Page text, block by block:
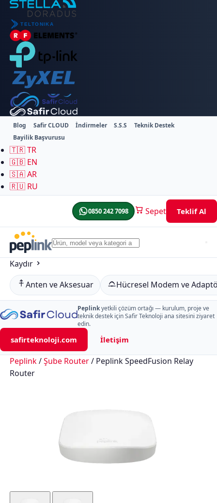
Blog Safir CLOUD İndirmeler S.S.S
Teknik Destek
Bayilik Başvurusu
🇹🇷TR
🇬🇧 EN
🇸🇦AR
🇷🇺 RU
0850 242 7098 Sepet Teklif Al
Peplink
Ürün,
model
kategori
ara…
Kaydır
Anten ve Aksesuar
Hücresel Modem ve
Peplinkyetkili çözüm ortağı — kurulum, proje ve
teknik destek için Safir Teknoloji ana sitesini ziyaret
edin.
safirteknoloji.com İletişim
Peplink/Şube Router/ Peplink SpeedFusion Relay
Router